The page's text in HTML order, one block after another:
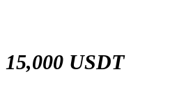
15,000 USDT